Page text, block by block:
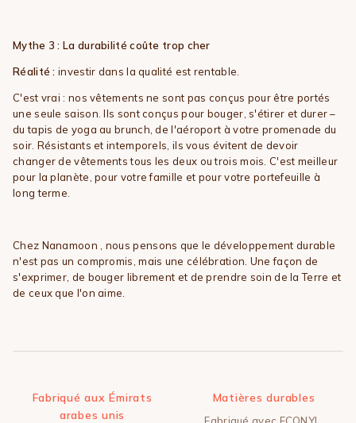
Mythe 3 : La durabilité coûte trop cher
Réalité : investir dans la qualité est rentable.
C'est vrai : nos vêtements ne sont pas conçus pour être portés
une seule saison. Ils sont conçus pour bouger, s'étirer et durer –
du tapis de yoga au brunch, de l'aéroport à votre promenade du
soir. Résistants et intemporels, ils vous évitent de devoir
changer de vêtements tous les deux ou trois mois. C'est meilleur
pour la planète, pour votre famille et pour votre portefeuille à
long terme.
Chez Nanamoon
, nous pensons que le développement durable
n'est pas un compromis, mais une célébration. Une façon de
s'exprimer, de bouger librement et de prendre soin de la Terre et
de ceux que l'on aime.
Fabriqué aux Émirats
arabes unis
Matières durables
Fabriqué avec ECONYL,